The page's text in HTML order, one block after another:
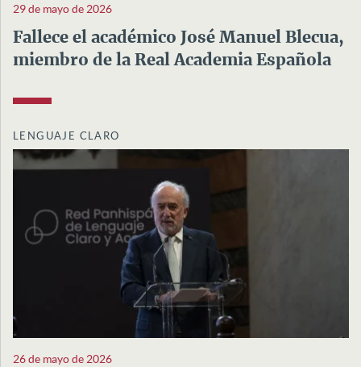
29 de mayo de 2026
Fallece el académico José Manuel Blecua,
miembro de la Real Academia Española
LENGUAJE CLARO
26 de mayo de 2026